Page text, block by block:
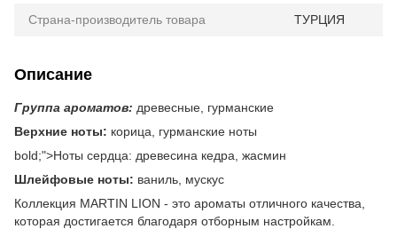
Страна-производитель товара ТУРЦИЯ
Описание
Группа ароматов: древесные, гурманские
Верхние ноты: корица, гурманские ноты
bold;">Ноты сердца: древесина кедра, жасмин
Шлейфовые ноты: ваниль, мускус
Коллекция MARTIN LION - это ароматы отличного качества,
которая достигается благодаря отборным настройкам.